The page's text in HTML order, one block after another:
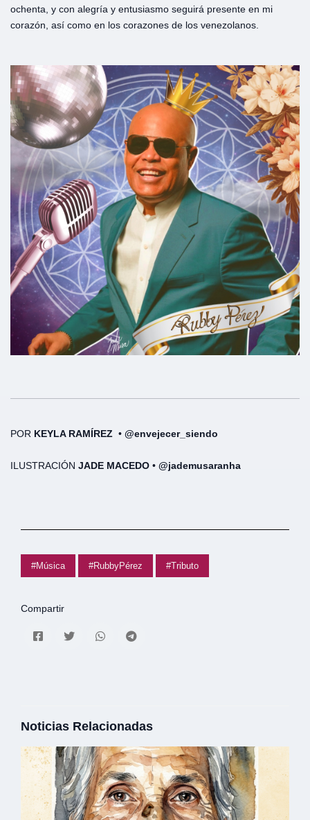
ochenta, y con alegría y entusiasmo seguirá presente en mi
corazón, así como en los corazones de los venezolanos.
POR KEYLA RAMÍREZ • @envejecer_siendo
ILUSTRACIÓN JADE MACEDO • @jademusaranha
#Música #RubbyPérez #Tributo
Compartir
Noticias Relacionadas